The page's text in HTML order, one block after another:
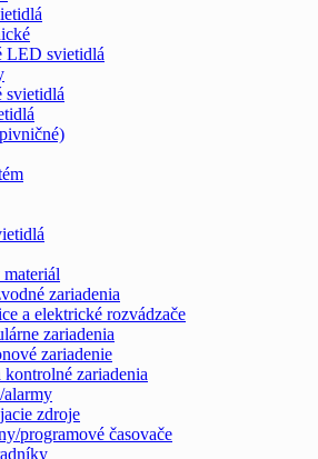
LED svietidlá
svietidlá
zariadenia
a elektrické rozvádzače
zariadenia
zariadenie
kontrolné zariadenia
zdroje
programové časovače